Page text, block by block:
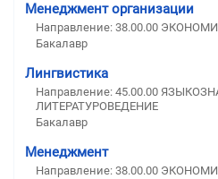
Менеджмент организации
Направление: 38.00.00
Бакалавр
Лингвистика
Направление: 45.00.00
ЛИТЕРАТУРОВЕДЕНИЕ
Бакалавр
Менеджмент
Направление: 38.00.00